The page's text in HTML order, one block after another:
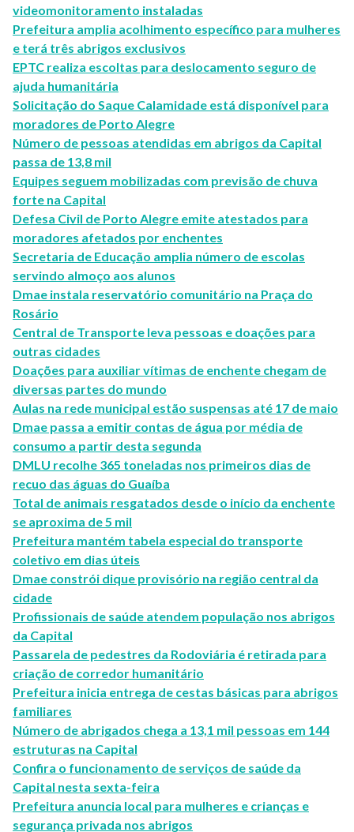
videomonitoramento instaladas
Prefeitura amplia acolhimento específico para mulheres
e terá três abrigos exclusivos
EPTC realiza escoltas para deslocamento seguro de
ajuda humanitária
Solicitação do Saque Calamidade está disponível para
moradores de Porto Alegre
Número de pessoas atendidas em abrigos da Capital
passa de 13,8 mil
Equipes seguem mobilizadas com previsão de chuva
forte na Capital
Defesa Civil de Porto Alegre emite atestados para
moradores afetados por enchentes
Secretaria de Educação amplia número de escolas
servindo almoço aos alunos
Dmae instala reservatório comunitário na Praça do
Rosário
Central de Transporte leva pessoas e doações para
outras cidades
Doações para auxiliar vítimas de enchente chegam de
diversas partes do mundo
Aulas na rede municipal estão suspensas até 17 de maio
Dmae passa a emitir contas de água por média de
consumo a partir desta segunda
DMLU recolhe 365 toneladas nos primeiros dias de
recuo das águas do Guaíba
Total de animais resgatados desde o início da enchente
se aproxima de 5 mil
Prefeitura mantém tabela especial do transporte
coletivo em dias úteis
Dmae constrói dique provisório na região central da
cidade
Profissionais de saúde atendem população nos abrigos
da Capital
Passarela de pedestres da Rodoviária é retirada para
criação de corredor humanitário
Prefeitura inicia entrega de cestas básicas para abrigos
familiares
Número de abrigados chega a 13,1 mil pessoas em 144
estruturas na Capital
Confira o funcionamento de serviços de saúde da
Capital nesta sexta-feira
Prefeitura anuncia local para mulheres e crianças e
segurança privada nos abrigos